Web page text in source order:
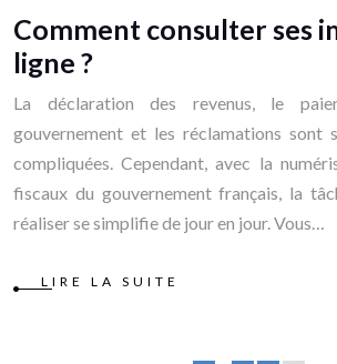
Comment consulter ses
ligne ?
La déclaration des revenus, le
gouvernement et les réclamations sont
compliquées. Cependant, avec la
fiscaux du gouvernement français, la
réaliser se simplifie de jour en jour. Vous…
LIRE LA SUITE